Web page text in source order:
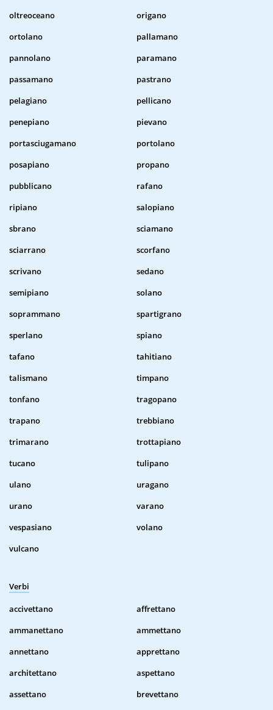
oltreoceano
origano
ortolano
pallamano
pannolano
paramano
passamano
pastrano
pelagiano
pellicano
penepiano
pievano
portasciugamano
portolano
posapiano
propano
pubblicano
rafano
ripiano
salopiano
sbrano
sciamano
sciarrano
scorfano
scrivano
sedano
semipiano
solano
soprammano
spartigrano
sperlano
spiano
tafano
tahitiano
talismano
timpano
tonfano
tragopano
trapano
trebbiano
trimarano
trottapiano
tucano
tulipano
ulano
uragano
urano
varano
vespasiano
volano
vulcano
Verbi
accivettano
affrettano
ammanettano
ammettano
annettano
apprettano
architettano
aspettano
assettano
brevettano